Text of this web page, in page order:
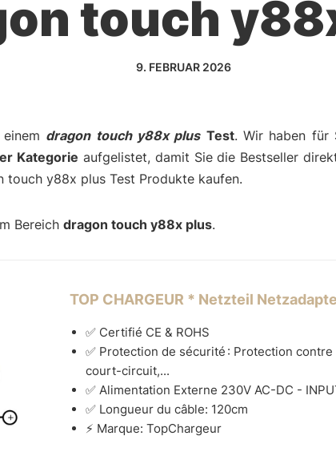
touch
9. FEBRUAR 2026
dragon touch y88x plus Test. Wir haben für
Kategorie aufgelistet, damit Sie die Bestseller
y88x plus Test Produkte kaufen.
Bereich dragon touch y88x plus.
TOP CHARGEUR * Netzteil
✅ Certifié CE & ROHS
✅ Protection de sécurité : Protection
court-circuit,...
✅ Alimentation Externe 230V AC-DC -
✅ Longueur du câble: 120cm
⚡ Marque: TopChargeur